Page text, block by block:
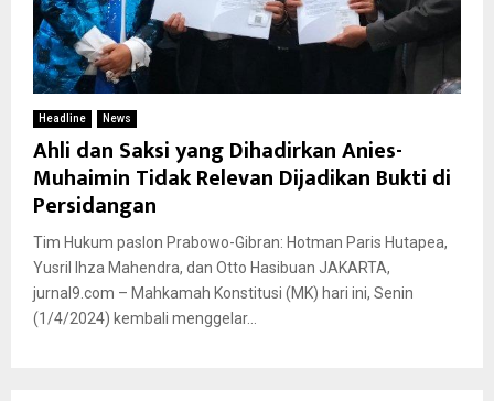
Headline News
Ahli dan Saksi yang Dihadirkan Anies-
Muhaimin Tidak Relevan Dijadikan Bukti di
Persidangan
Tim Hukum paslon Prabowo-Gibran: Hotman Paris Hutapea,
Yusril Ihza Mahendra, dan Otto Hasibuan JAKARTA,
jurnal9.com – Mahkamah Konstitusi (MK) hari ini, Senin
(1/4/2024) kembali menggelar...